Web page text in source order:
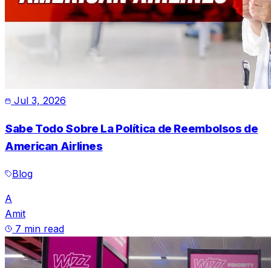
Jul 3, 2026
Sabe Todo Sobre La Política de Reembolsos de
American Airlines
Blog
A
Amit
7 min read